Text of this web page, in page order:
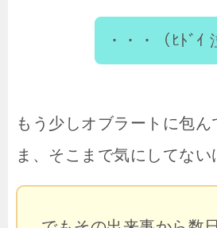
・・・（ﾋﾄﾞｲ
もう少しオブラートに包
ま、そこまで気にしてない